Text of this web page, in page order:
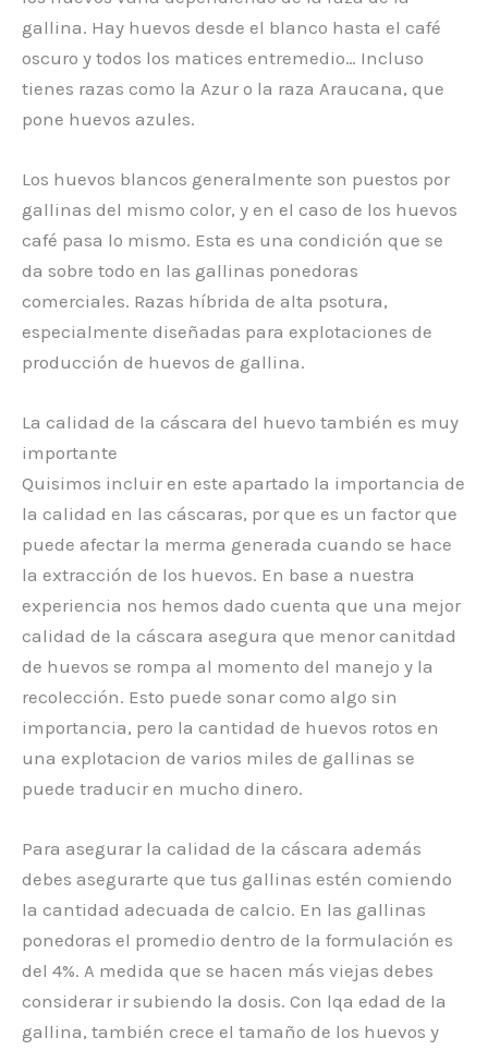
gallina. Hay huevos desde el blanco hasta el café
oscuro y todos los matices entremedio… Incluso
tienes razas como la Azur o la raza Araucana, que
pone huevos azules.
Los huevos blancos generalmente son puestos por
gallinas del mismo color, y en el caso de los huevos
café pasa lo mismo. Esta es una condición que se
da sobre todo en las gallinas ponedoras
comerciales. Razas híbrida de alta psotura,
especialmente diseñadas para explotaciones de
producción de huevos de gallina.
La calidad de la cáscara del huevo también es muy
importante
Quisimos incluir en este apartado la importancia de
la calidad en las cáscaras, por que es un factor que
puede afectar la merma generada cuando se hace
la extracción de los huevos. En base a nuestra
experiencia nos hemos dado cuenta que una mejor
calidad de la cáscara asegura que menor canitdad
de huevos se rompa al momento del manejo y la
recolección. Esto puede sonar como algo sin
importancia, pero la cantidad de huevos rotos en
una explotacion de varios miles de gallinas se
puede traducir en mucho dinero.
Para asegurar la calidad de la cáscara además
debes asegurarte que tus gallinas estén comiendo
la cantidad adecuada de calcio. En las gallinas
ponedoras el promedio dentro de la formulación es
del 4%. A medida que se hacen más viejas debes
considerar ir subiendo la dosis. Con lqa edad de la
gallina, también crece el tamaño de los huevos y